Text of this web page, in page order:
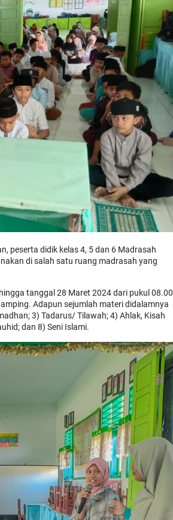
peserta didik kelas 4, 5 dan 6 Madrasah
di salah satu ruang madrasah yang
tanggal 28 Maret 2024 dari pukul 08.00
Adapun sejumlah materi didalamnya
3) Tadarus/ Tilawah; 4) Ahlak, Kisah
dan 8) Seni Islami.